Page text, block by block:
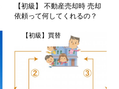
【初級】 不動産売却時 売却
依頼って何してくれるの？
【初級】買替